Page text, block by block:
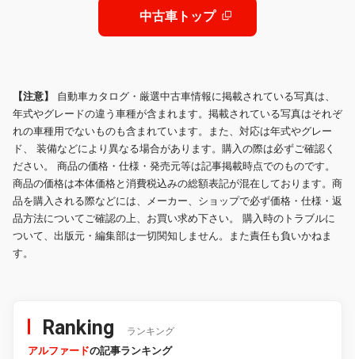
24型ディスプレイ集中コントロール
通話機能リラクゼーションシステム
おくだけ充電
中古車トップ
【注意】 自動車カタログ・厳選中古車情報に掲載されている写真は、
年式やグレードの違う車種が含まれます。掲載されている写真はそれぞ
れの車種用でないものも含まれています。また、対応は年式やグレー
ド、 装備などにより異なる場合があります。購入の際は必ずご確認く
ださい。 商品の価格・仕様・発売元等は記事掲載時点でのものです。
商品の価格は本体価格と消費税込みの総額表記が混在しております。商
品を購入される際などには、メーカー、ショップで必ず価格・仕様・返
品方法についてご確認の上、お買い求め下さい。 購入時のトラブルに
ついて、出版元・編集部は一切関知しません。また責任も負いかねま
す。
Ranking ランキング
アルファードの記事ランキング